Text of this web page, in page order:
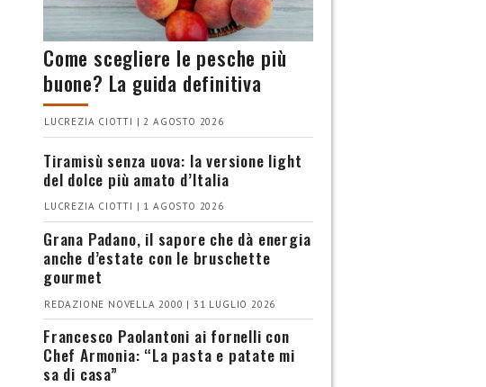
Come scegliere le pesche più
buone? La guida definitiva
LUCREZIA CIOTTI | 2 AGOSTO 2026
Tiramisù senza uova: la versione light
del dolce più amato d’Italia
LUCREZIA CIOTTI | 1 AGOSTO 2026
Grana Padano, il sapore che dà energia
anche d’estate con le bruschette
gourmet
REDAZIONE NOVELLA 2000 | 31 LUGLIO 2026
Francesco Paolantoni ai fornelli con
Chef Armonia: “La pasta e patate mi
sa di casa”